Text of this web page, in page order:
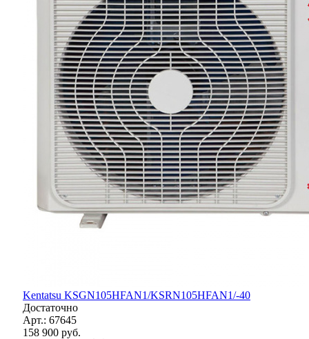
Kentatsu KSGN105HFAN1/KSRN105HFAN1/-40
Достаточно
Арт.: 67645
158 900 руб.